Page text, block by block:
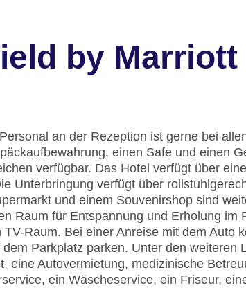
by
an der Rezeption ist gerne bei
einen Safe und einen
verfügbar. Das Hotel verfügt über
Unterbringung verfügt über
und einem Souvenirshop sind
Raum für Entspannung und Erholung im
TV-Raum. Bei einer Anreise mit dem Auto
Parkplatz parken. Unter den weiteren
eine Autovermietung, medizinische
ein Wäscheservice, ein Friseur,